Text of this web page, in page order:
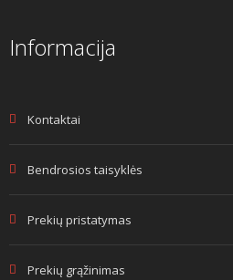
Informacija
Kontaktai
Bendrosios taisyklės
Prekių pristatymas
Prekių grąžinimas